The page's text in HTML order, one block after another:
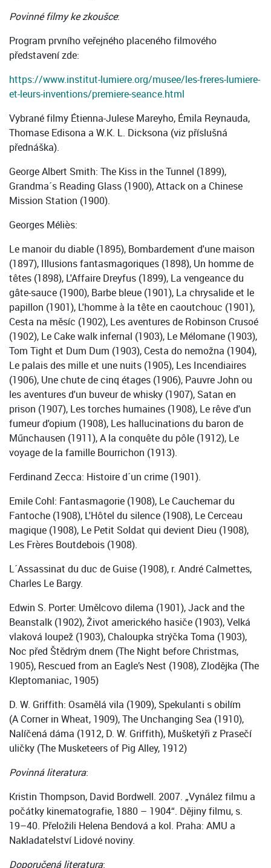
Povinné filmy ke zkoušce:
Program prvního veřejného placeného filmového
představení zde:
https://www.institut-lumiere.org/musee/les-freres-lumiere-
et-leurs-inventions/premiere-seance.html
Vybrané filmy Étienna-Julese Mareyho, Émila Reynauda,
Thomase Edisona a W.K. L. Dicksona (viz příslušná
přednáška).
George Albert Smith: The Kiss in the Tunnel (1899),
Grandma´s Reading Glass (1900), Attack on a Chinese
Mission Station (1900).
Georges Méliès:
Le manoir du diable (1895), Bombardement d'une maison
(1897), Illusions fantasmagoriques (1898), Un homme de
têtes (1898), L'Affaire Dreyfus (1899), La vengeance du
gâte-sauce (1900), Barbe bleue (1901), La chrysalide et le
papillon (1901), L'homme à la tête en caoutchouc (1901),
Cesta na měsíc (1902), Les aventures de Robinson Crusoé
(1902), Le Cake walk infernal (1903), Le Mélomane (1903),
Tom Tight et Dum Dum (1903), Cesta do nemožna (1904),
Le palais des mille et une nuits (1905), Les Incendiaires
(1906), Une chute de cinq étages (1906), Pauvre John ou
les aventures d'un buveur de whisky (1907), Satan en
prison (1907), Les torches humaines (1908), Le rêve d'un
fumeur d'opium (1908), Les hallucinations du baron de
Műnchausen (1911), A la conquête du pôle (1912), Le
voyage de la famille Bourrichon (1913).
Ferdinand Zecca: Histoire d´un crime (1901).
Emile Cohl: Fantasmagorie (1908), Le Cauchemar du
Fantoche (1908), L'Hôtel du silence (1908), Le Cerceau
magique (1908), Le Petit Soldat qui devient Dieu (1908),
Les Frères Boutdebois (1908).
L´Assassinat du duc de Guise (1908), r. André Calmettes,
Charles Le Bargy.
Edwin S. Porter: Umělcovo dilema (1901), Jack and the
Beanstalk (1902), Život amerického hasiče (1903), Velká
vlaková loupež (1903), Chaloupka strýčka Toma (1903),
Noc před Štědrým dnem (The Night before Christmas,
1905), Rescued from an Eagle’s Nest (1908), Zlodějka (The
Kleptomaniac, 1905)
D. W. Griffith: Osamělá vila (1909), Spekulanti s obilím
(A Corner in Wheat, 1909), The Unchanging Sea (1910),
Nalíčená dáma (1912, D. W. Griffith), Mušketýři z Prasečí
uličky (The Musketeers of Pig Alley, 1912)
Povinná literatura:
Kristin Thompson, David Bordwell. 2007. „Vynález filmu a
počátky kinematografie, 1880 – 1904“. Dějiny filmu, s.
19–40. Přeložili Helena Bendová a kol. Praha: AMU a
Nakladatelství Lidové noviny.
Doporučená literatura: